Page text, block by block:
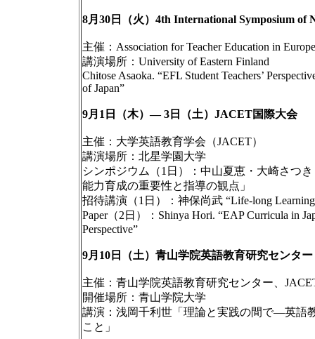
8月30日（火）4th International Symposium of
主催：Association for Teacher Education in Europe
講演場所：University of Eastern Finland
Chitose Asaoka. “EFL Student Teachers’
of Japan”
9月1日（木）— 3日（土）JACET国際大会
主催：大学英語教育学会（JACET）
講演場所：北星学園大学
シンポジウム（1日）：中山夏恵・大崎さつ
能力育成の重要性と指導の観点」
招待講演（1日）：神保尚武 “Life-long Learning
Paper（2日）：Shinya Hori. “EAP Curricula in
Perspective”
9月10日（土）青山学院英語教育研究センタ
主催：青山学院英語教育研究センター、
開催場所：青山学院大学
講演：浅岡千利世「理論と実践の間で―英語
こと」